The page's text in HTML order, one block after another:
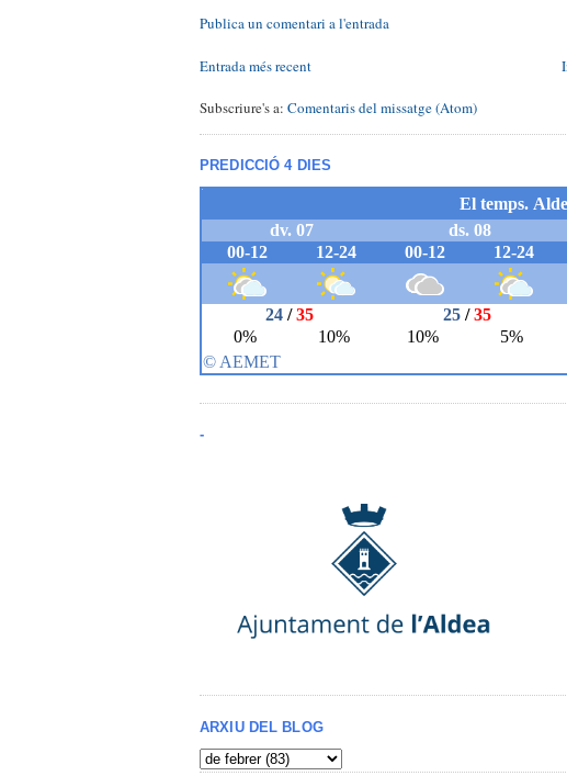
Publica un comentari a l'entrada
Entrada més recent
Subscriure's a: Comentaris del missatge (Atom)
PREDICCIÓ 4 DIES
-
ARXIU DEL BLOG